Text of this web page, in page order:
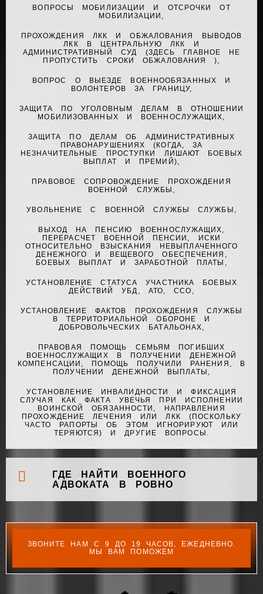
ВОПРОСЫ МОБИЛИЗАЦИИ И ОТСРОЧКИ ОТ
МОБИЛИЗАЦИИ,
ПРОХОЖДЕНИЯ ЛКК И ОБЖАЛОВАНИЯ ВЫВОДОВ
ЛКК В ЦЕНТРАЛЬНУЮ ЛКК И
АДМИНИСТРАТИВНЫЙ СУД (ЗДЕСЬ ГЛАВНОЕ НЕ
ПРОПУСТИТЬ СРОКИ ОБЖАЛОВАНИЯ ),
ВОПРОС О ВЫЕЗДЕ ВОЕННООБЯЗАННЫХ И
ВОЛОНТЕРОВ ЗА ГРАНИЦУ,
ЗАЩИТА ПО УГОЛОВНЫМ ДЕЛАМ В ОТНОШЕНИИ
МОБИЛИЗОВАННЫХ И ВОЕННОСЛУЖАЩИХ,
ЗАЩИТА ПО ДЕЛАМ ОБ АДМИНИСТРАТИВНЫХ
ПРАВОНАРУШЕНИЯХ (КОГДА, ЗА
НЕЗНАЧИТЕЛЬНЫЕ ПРОСТУПКИ ЛИШАЮТ БОЕВЫХ
ВЫПЛАТ И ПРЕМИЙ),
ПРАВОВОЕ СОПРОВОЖДЕНИЕ ПРОХОЖДЕНИЯ
ВОЕННОЙ СЛУЖБЫ,
УВОЛЬНЕНИЕ С ВОЕННОЙ СЛУЖБЫ СЛУЖБЫ,
ВЫХОД НА ПЕНСИЮ ВОЕННОСЛУЖАЩИХ,
ПЕРЕРАСЧЕТ ВОЕННОЙ ПЕНСИИ, ИСКИ
ОТНОСИТЕЛЬНО ВЗЫСКАНИЯ НЕВЫПЛАЧЕННОГО
ДЕНЕЖНОГО И ВЕЩЕВОГО ОБЕСПЕЧЕНИЯ,
БОЕВЫХ ВЫПЛАТ И ЗАРАБОТНОЙ ПЛАТЫ,
УСТАНОВЛЕНИЕ СТАТУСА УЧАСТНИКА БОЕВЫХ
ДЕЙСТВИЙ УБД, АТО, ССО,
УСТАНОВЛЕНИЕ ФАКТОВ ПРОХОЖДЕНИЯ СЛУЖБЫ
В ТЕРРИТОРИАЛЬНОЙ ОБОРОНЕ И
ДОБРОВОЛЬЧЕСКИХ БАТАЛЬОНАХ,
ПРАВОВАЯ ПОМОЩЬ СЕМЬЯМ ПОГИБШИХ
ВОЕННОСЛУЖАЩИХ В ПОЛУЧЕНИИ ДЕНЕЖНОЙ
КОМПЕНСАЦИИ, ПОМОЩЬ ПОЛУЧИЛИ РАНЕНИЯ, В
ПОЛУЧЕНИИ ДЕНЕЖНОЙ ВЫПЛАТЫ,
УСТАНОВЛЕНИЕ ИНВАЛИДНОСТИ И ФИКСАЦИЯ
СЛУЧАЯ КАК ФАКТА УВЕЧЬЯ ПРИ ИСПОЛНЕНИИ
ВОИНСКОЙ ОБЯЗАННОСТИ, НАПРАВЛЕНИЯ
ПРОХОЖДЕНИЕ ЛЕЧЕНИЯ ИЛИ ЛКК (ПОСКОЛЬКУ
ЧАСТО РАПОРТЫ ОБ ЭТОМ ИГНОРИРУЮТ ИЛИ
ТЕРЯЮТСЯ) И ДРУГИЕ ВОПРОСЫ.
ГДЕ НАЙТИ ВОЕННОГО
АДВОКАТА В РОВНО
ЗВОНИТЕ НАМ С 9 ДО 19 ЧАСОВ, ЕЖЕДНЕВНО.
МЫ ВАМ ПОМОЖЕМ